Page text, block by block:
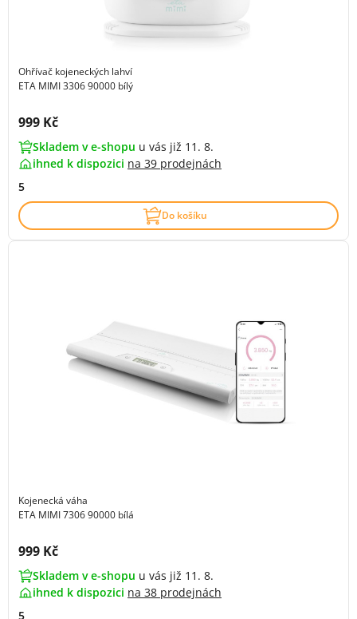
Ohřívač kojeneckých lahví
ETA MIMI 3306 90000 bílý
Cena s DPH:
999 Kč
Skladem v e-shopu u vás již 11. 8.
ihned k dispozici na 39 prodejnách
5
Do košíku
Kojenecká váha
ETA MIMI 7306 90000 bílá
Cena s DPH:
999 Kč
Skladem v e-shopu u vás již 11. 8.
ihned k dispozici na 38 prodejnách
5